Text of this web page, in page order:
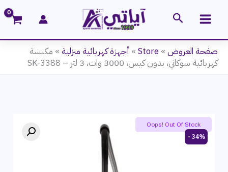
البحث
صفحة العروض »
Store
» أجهزة كهربائية منزلية » مكنسة
كهربائية سوكاني، بدون كيس، 3000 وات، 3 لتر – SK-3388
Oops! Out Of Stock
34% -